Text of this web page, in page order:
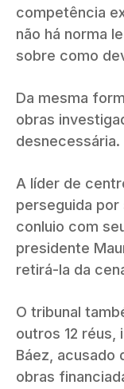
competência
não há norma
sobre como
Da mesma
obras
desnecessária.
A líder de
perseguida
conluio com
presidente
retirá-la da
O tribunal
outros 12 réus,
Báez, acusado
obras